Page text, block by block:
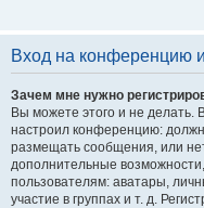
Вход на конференцию
Зачем мне нужно
Вы можете этого и не делать.
настроил конференцию:
размещать сообщения, или
дополнительные
пользователям: аватары,
участие в группах и т. д.